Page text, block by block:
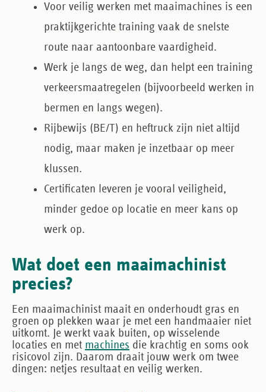
Voor veilig werken met maaimachines is een
praktijkgerichte training vaak de snelste
route naar aantoonbare vaardigheid.
Werk je langs de weg, dan helpt een training
verkeersmaatregelen (bijvoorbeeld werken in
bermen en langs wegen).
Rijbewijs (BE/T) en heftruck zijn niet altijd
nodig, maar maken je inzetbaar op meer
klussen.
Certificaten leveren je vooral veiligheid,
minder gedoe op locatie en meer kans op
werk op.
Wat doet een maaimachinist
precies?
Een maaimachinist maait en onderhoudt gras en
groen op plekken waar je met een handmaaier niet
uitkomt. Je werkt vaak buiten, op wisselende
locaties en met machines die krachtig en soms ook
risicovol zijn. Daarom draait jouw werk om twee
dingen: netjes resultaat en veilig werken.